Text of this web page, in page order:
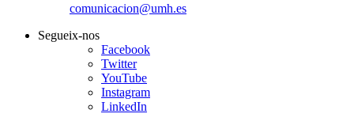
comunicacion@umh.es
Segueix-nos
Facebook
Twitter
YouTube
Instagram
LinkedIn